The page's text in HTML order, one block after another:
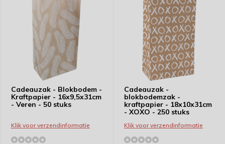
Cadeauzak - Blokbodem -
Kraftpapier - 16x9,5x31cm
- Veren - 50 stuks
Klik voor verzendinformatie
Cadeauzak -
blokbodemzak -
kraftpapier - 18x10x31cm
- XOXO - 250 stuks
Klik voor verzendinformatie